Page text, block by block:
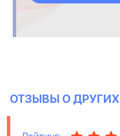
ОТЗЫВЫ О